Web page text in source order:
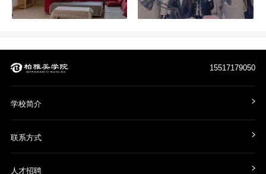
15517179050
学校简介
联系方式
人才招聘